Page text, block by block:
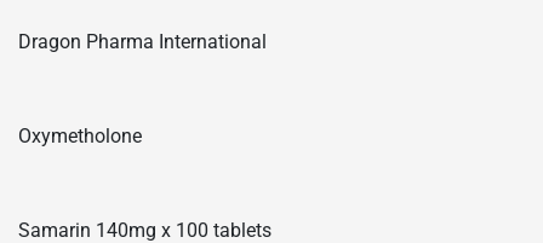
Dragon Pharma International
Oxymetholone
Samarin 140mg x 100 tablets